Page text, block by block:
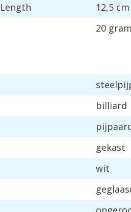
Length 12,5 cm
20 gram
billiard
gekast
wit